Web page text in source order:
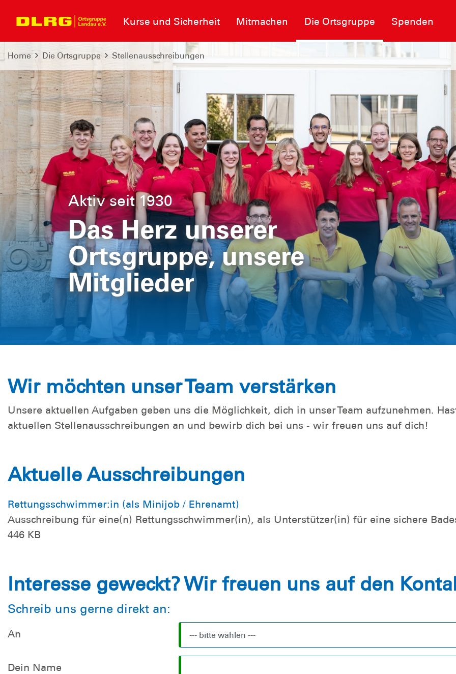
Kurse und Sicherheit Mitmachen Die Ortsgruppe Spenden
Home Die Ortsgruppe Stellenausschreibungen
Aktiv seit 1930
Das Herz unserer
Ortsgruppe, unsere
Mitglieder
Wir möchten unser Team verstärken
Unsere aktuellen Aufgaben geben uns die Möglichkeit, dich in unser Team aufzunehmen.
aktuellen Stellenausschreibungen an und bewirb dich bei uns - wir freuen uns auf dich!
Aktuelle Ausschreibungen
Rettungsschwimmer:in (als Minijob / Ehrenamt)
Ausschreibung für eine(n) Rettungsschwimmer(in), als Unterstützer(in) für eine sichere
446 KB
Interesse geweckt? Wir freuen uns auf den
Schreib uns gerne direkt an:
An
Dein Name